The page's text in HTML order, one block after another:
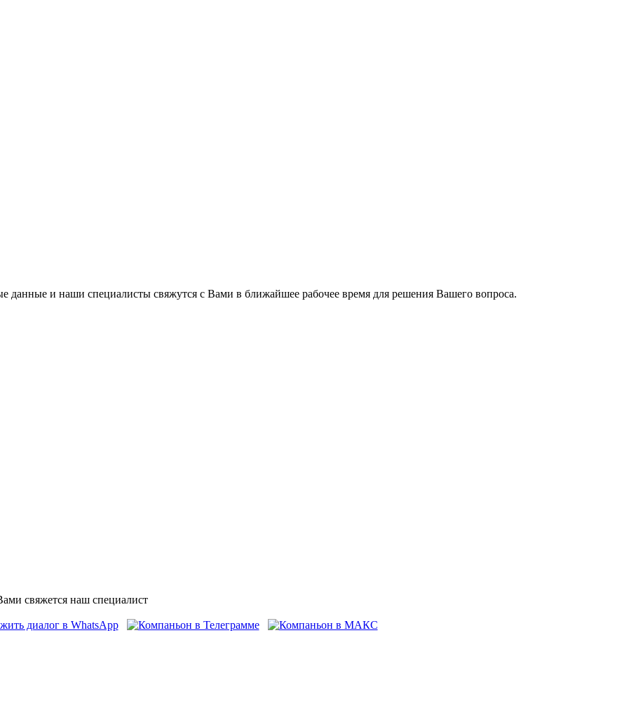
данные и наши специалисты свяжутся с Вами в ближайшее рабочее время для решения Вашего вопроса.
свяжется наш специалист